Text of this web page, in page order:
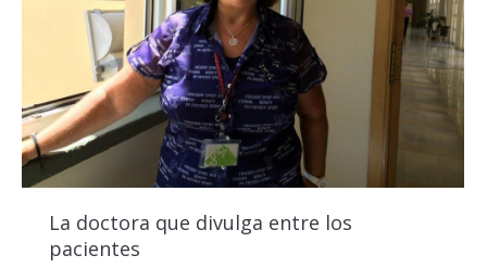
La doctora que divulga entre los
pacientes